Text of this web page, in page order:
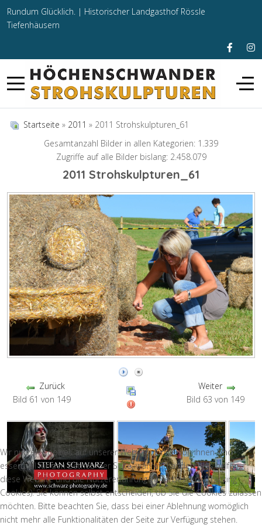
Rundum Glücklich. | Historischer Landgasthof Rössle
Tiefenhäusern
Startseite » 2011 » 2011 Strohskulpturen_61
Gesamtanzahl Bilder in allen Kategorien: 1.339
Zugriffe auf alle Bilder bislang: 2.458.079
2011 Strohskulpturen_61
Zurück
Bild 61 von 149
Weiter
Bild 63 von 149
Wir nutzen Cookies auf unserer Website. Einige von ihnen sind
essenziell für den Betrieb der Seite, während andere uns helfen,
diese Website und die Nutzererfahrung zu verbessern (Tracking
Cookies). Sie können selbst entscheiden, ob Sie die Cookies zulassen
möchten. Bitte beachten Sie, dass bei einer Ablehnung womöglich
nicht mehr alle Funktionalitäten der Seite zur Verfügung stehen.